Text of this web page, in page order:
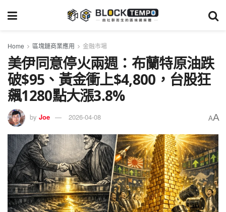
Home 區塊鏈商業應用 金融市場
美伊同意停火兩週：布蘭特原油跌
破$95、黃金衝上$4,800，台股狂
飆1280點大漲3.8%
by Joe 2026-04-08 AA